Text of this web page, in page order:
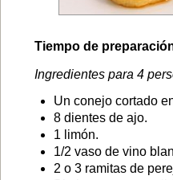
Tiempo de
Ingredientes para 4
Un conejo cortado
8 dientes de ajo.
1 limón.
1/2 vaso de vino
2 o 3 ramitas de